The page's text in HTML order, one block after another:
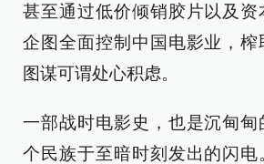
甚至通过低价倾销胶片以及资
企图全面控制中国电影业，
图谋可谓处心积虑。
一部战时电影史，也是沉甸甸
个民族于至暗时刻发出的闪电